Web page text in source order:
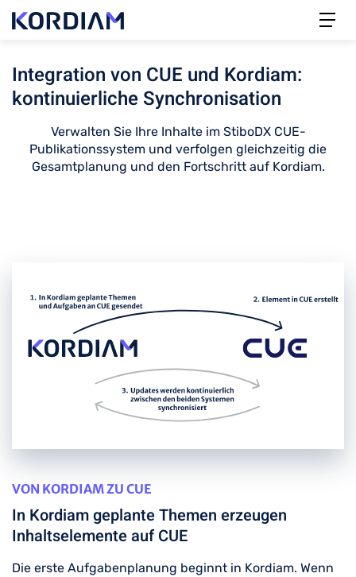
Integration von CUE und Kordiam:
kontinuierliche Synchronisation
Verwalten Sie Ihre Inhalte im StiboDX CUE-
Publikationssystem und verfolgen gleichzeitig die
Gesamtplanung und den Fortschritt auf Kordiam.
VON KORDIAM ZU CUE
In Kordiam geplante Themen erzeugen
Inhaltselemente auf CUE
Die erste Aufgabenplanung beginnt in Kordiam. Wenn